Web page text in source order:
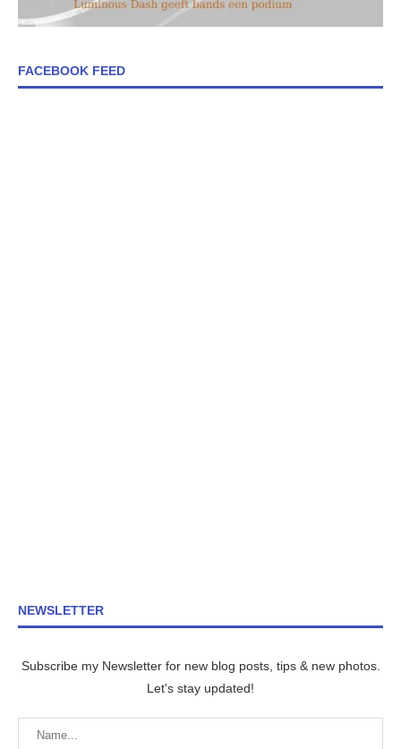
FACEBOOK FEED
NEWSLETTER
Subscribe my Newsletter for new blog posts, tips & new photos.
Let's stay updated!